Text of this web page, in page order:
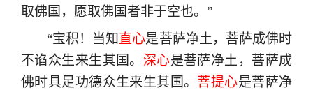
取佛国，愿取佛国者非于空也。”
“宝积！当知直心是菩萨净土，菩萨成佛时
不谄众生来生其国。 深心是菩萨净土，菩萨成
佛时具足功德众生来生其国。 菩提心是菩萨净